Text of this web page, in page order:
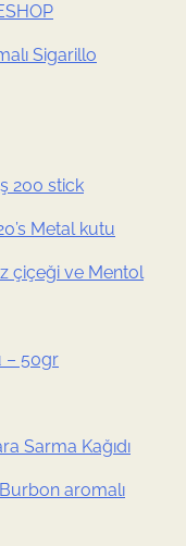
Sigarillo
200 stick
Metal kutu
çiçeği ve Mentol
– 50gr
Sarma Kağıdı
aromalı